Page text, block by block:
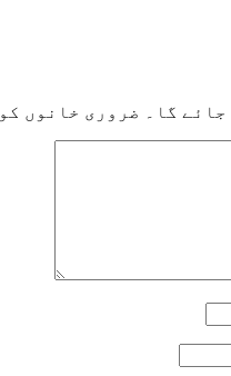
گا۔ ضروری خانوں کو